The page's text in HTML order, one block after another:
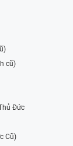
cũ)
Đức
Cũ)